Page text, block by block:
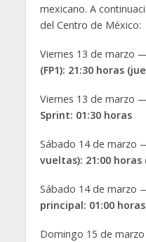
mexicano. A
del Centro de México:
Viernes 13 de marzo
(FP1): 21:30 horas
Viernes 13 de marzo
Sprint: 01:30 horas
Sábado 14 de marzo
vueltas): 21:00 horas
Sábado 14 de marzo
principal: 01:00 horas
Domingo 15 de